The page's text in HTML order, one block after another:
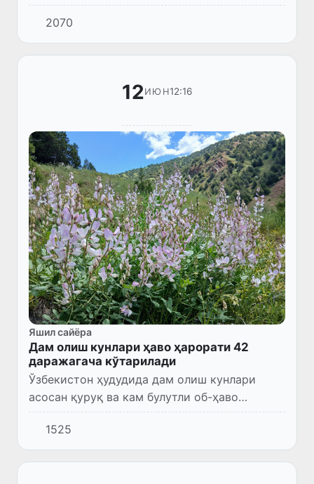
эҳтимоли ҳақида огоҳлантирди.
2070
12ИЮН12:16
Яшил сайёра
Дам олиш кунлари ҳаво ҳарорати 42
даражагача кўтарилади
Ўзбекистон ҳудудида дам олиш кунлари
асосан қуруқ ва кам булутли об-ҳаво
сақланиб туради. Фақат мамлакатнинг
шимоли-ғарбий ҳудудларида қисқа муддатли
ёмғир ва момақалдироқ кузатили...
1525